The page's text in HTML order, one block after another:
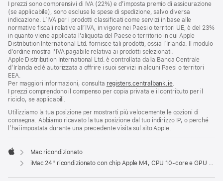
I prezzi sono comprensivi di IVA (22%) e d’imposta premio di assicurazione
(se applicabile), sono escluse le spese di spedizione, salvo diversa
indicazione. L’IVA per i prodotti classificati come servizi in base alle
normative fiscali relative all’IVA, in vigore nei Paesi o territori UE, è del 23%
in quanto viene applicata l’aliquota del Paese o territorio in cui Apple
Distribution International Ltd. fornisce tali prodotti, ossia l’Irlanda. Il modulo
d’ordine mostra l’IVA pagabile relativa ai prodotti selezionati.
Apple Distribution International Ltd. è controllata dalla Banca Centrale
d’Irlanda ed è autorizzata a offrire i suoi servizi in alcuni Paesi o territori
EEA.
Per maggiori informazioni, consulta registers.centralbank.ie.
I prezzi comprendono il compenso per copia privata e il contributo per il
riciclo, se applicabili.
Utilizziamo la tua posizione per mostrarti più velocemente le opzioni di
consegna. Abbiamo ricavato la tua posizione dal tuo indirizzo IP, o perché
l’hai impostata durante una precedente visita sul sito Apple.
Apple
Mac ricondizionato
iMac 24" ricondizionato con chip Apple M4, CPU 10‑core e GPU 10‑core, Gigabit Ethernet - Argento